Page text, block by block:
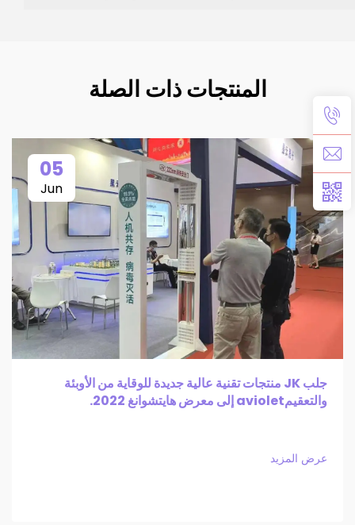
المنتجات ذات الصلة
05
Jun
جلب JK منتجات تقنية عالية جديدة للوقاية من الأوبئة
والتعقيمaviolet إلى معرض هايتشوانغ 2022.
عرض المزيد